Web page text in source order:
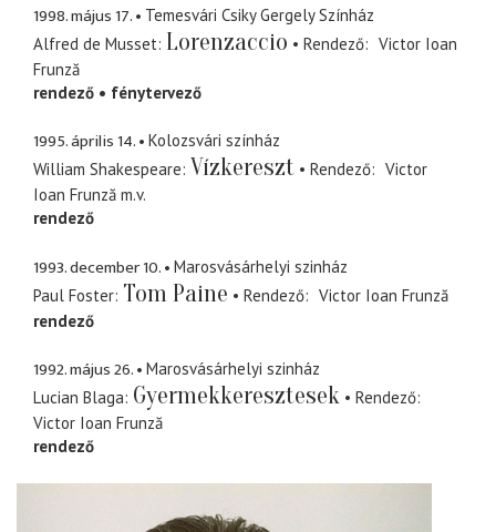
1998. május 17.
Temesvári Csiky Gergely Színház
Alfred de Musset Lorenzaccio Rendező
Victor Ioan
Frunză
rendező
fénytervező
1995. április 14.
Kolozsvári színház
William Shakespeare Vízkereszt Rendező
Victor
Ioan Frunză m.v.
rendező
1993. december 10.
Marosvásárhelyi szinház
Paul Foster Tom Paine Rendező
Victor Ioan Frunză
rendező
1992. május 26.
Marosvásárhelyi szinház
Lucian Blaga Gyermekkeresztesek
Rendező
Victor Ioan Frunză
rendező